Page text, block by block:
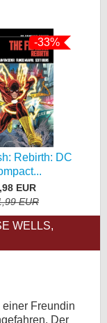
-33%
Rebirth: DC
EUR
EUR
WELLS,
Freundin
Der